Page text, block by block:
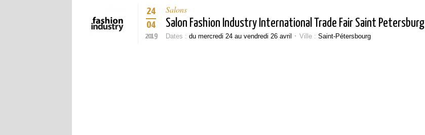
24
04
2019
Salons
Salon Fashion Industry International Trade Fair Saint Petersburg
Dates : du mercredi 24 au vendredi 26 avril ･ Ville : Saint-Pétersbourg